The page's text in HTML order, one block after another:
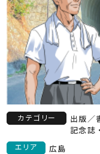
カテゴリー 出版 ／
記念誌
エリア 広島